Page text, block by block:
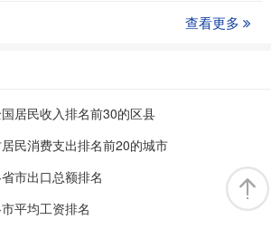
查看更多
居民收入排名前30的区县
民消费支出排名前20的城市
市出口总额排名
平均工资排名